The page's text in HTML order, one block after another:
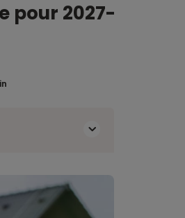
pour 2027-